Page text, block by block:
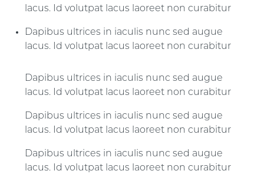
lacus. Id volutpat lacus laoreet non curabitur
Dapibus ultrices in iaculis nunc sed augue
lacus. Id volutpat lacus laoreet non curabitur
Dapibus ultrices in iaculis nunc sed augue
lacus. Id volutpat lacus laoreet non curabitur
Dapibus ultrices in iaculis nunc sed augue
lacus. Id volutpat lacus laoreet non curabitur
Dapibus ultrices in iaculis nunc sed augue
lacus. Id volutpat lacus laoreet non curabitur